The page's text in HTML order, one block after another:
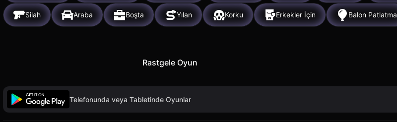
Silah Araba Boşta Yılan Korku Erkekler İçin Balon Patlatma
Rastgele Oyun
Telefonunda veya Tabletinde Oyunlar